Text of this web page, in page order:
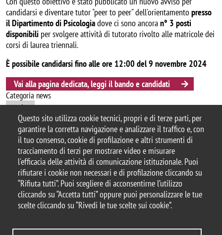
Questo sito utilizza cookie tecnici, propri e di terze parti, per
garantire la corretta navigazione e analizzare il traffico e, con
il tuo consenso, cookie di profilazione e altri strumenti di
tracciamento di terzi per mostrare video e misurare
l'efficacia delle attività di comunicazione istituzionale. Puoi
rifiutare i cookie non necessari e di profilazione cliccando su
“Rifiuta tutti”. Puoi scegliere di acconsentirne l’utilizzo
cliccando su “Accetta tutti” oppure puoi personalizzare le tue
scelte cliccando su “Rivedi le tue scelte sui cookie”.
candidarsi e diventare tutor "peer to peer" dell'orientamentopresso
il Dipartimento di Psicologiadove ci sono ancoran° 3 posti
disponibili per svolgere attività di tutorato rivolto alle matricole dei
corsi di laurea triennali.
È possibile candidarsi fino alle ore 12:00 del 9 novembre 2024
Vai alla pagina dedicata, leggi il bando e candidati
Categoria news
avviso
© 2025 Università degli Studi di Milano-Bicocca
Piazza dell'Ateneo Nuovo, 1 - 20126, Milano
Casella PEC:ateneo.bicocca@pec.unimib.it
P.I. 12621570154
|redazioneweb.psicologia@unimib.it